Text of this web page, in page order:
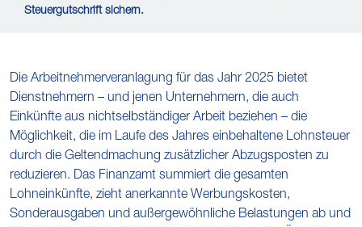
Steuergutschrift sichern.
Die Arbeitnehmerveranlagung für das Jahr 2025 bietet
Dienstnehmern – und jenen Unternehmern, die auch
Einkünfte aus nichtselbständiger Arbeit beziehen – die
Möglichkeit, die im Laufe des Jahres einbehaltene Lohnsteuer
durch die Geltendmachung zusätzlicher Abzugsposten zu
reduzieren. Das Finanzamt summiert die gesamten
Lohneinkünfte, zieht anerkannte Werbungskosten,
Sonderausgaben und außergewöhnliche Belastungen ab und